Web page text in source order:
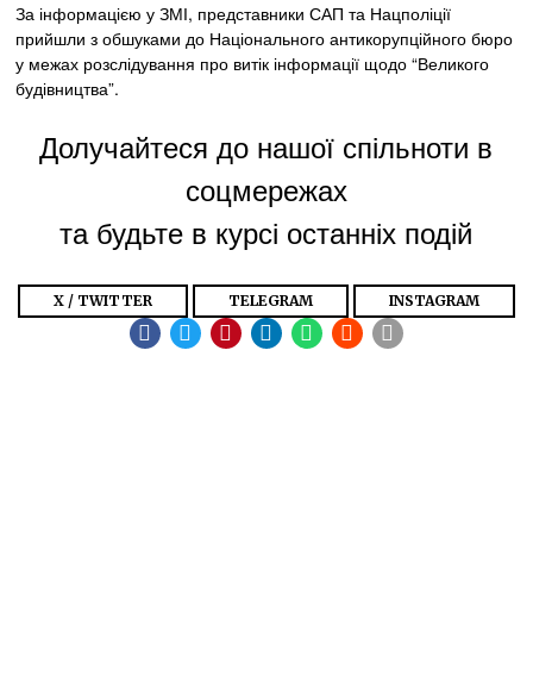
За інформацією у ЗМІ, представники САП та Нацполіції
прийшли з обшуками до Національного антикорупційного бюро
у межах розслідування про витік інформації щодо “Великого
будівництва”.
Долучайтеся до нашої спільноти в
соцмережах
та будьте в курсі останніх подій
X / TWITTER TELEGRAM INSTAGRAM